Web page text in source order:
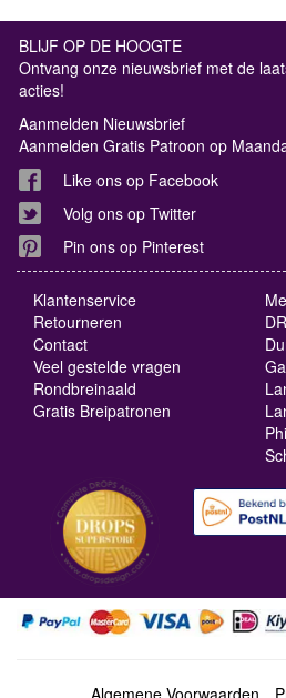
BLIJF OP DE HOOGTE
Ontvang onze nieuwsbrief met de
acties!
Aanmelden Nieuwsbrief
Aanmelden Gratis Patroon op
Like ons op Facebook
Volg ons op Twitter
Pin ons op Pinterest
Klantenservice
Retourneren
Contact
Veel gestelde vragen
Rondbreinaald
Gratis Breipatronen